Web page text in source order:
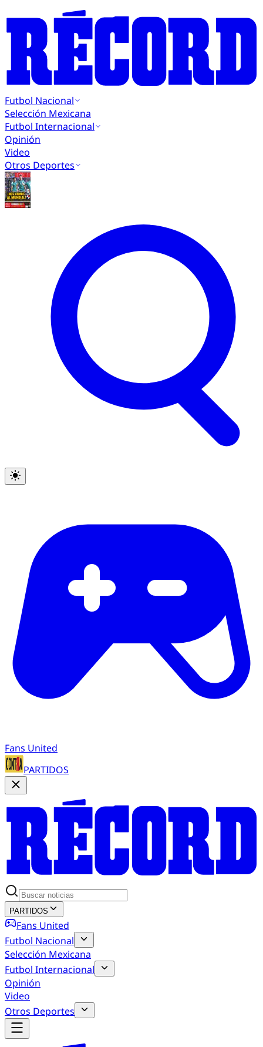
Futbol Nacional
Selección Mexicana
Futbol Internacional
Opinión
Video
Otros Deportes
Fans United
PARTIDOS
PARTIDOS
Fans United
Futbol Nacional
Selección Mexicana
Futbol Internacional
Opinión
Video
Otros Deportes